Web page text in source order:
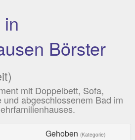
Börster
mit Doppelbett, Sofa,
und abgeschlossenem Bad im
Gehoben (Kategorie)